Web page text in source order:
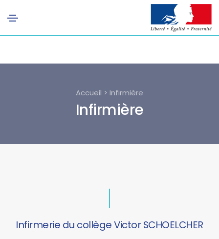
Accueil > Infirmière
Infirmière
Infirmerie du collège Victor SCHOELCHER